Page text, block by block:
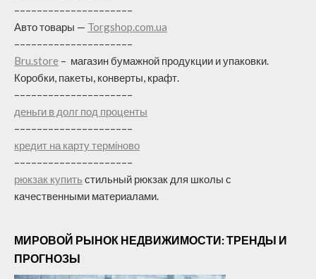
–––––––––––––––––––––
Авто товары — Torgshop.com.ua
–––––––––––––––––––––
Bru.store – магазин бумажной продукции и упаковки.
Коробки, пакеты, конверты, крафт.
–––––––––––––––––––––
деньги в долг под проценты
–––––––––––––––––––––
кредит на карту терміново
–––––––––––––––––––––
рюкзак купить стильный рюкзак для школы с
качественными материалами.
МИРОВОЙ РЫНОК НЕДВИЖИМОСТИ: ТРЕНДЫ И
ПРОГНОЗЫ